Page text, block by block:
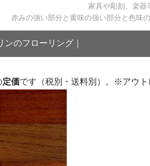
家具や彫刻、楽器
赤みの強い部分と黄味の強い部分と色味
ンのフローリング｜
定価です（税別・送料別）。※アウト